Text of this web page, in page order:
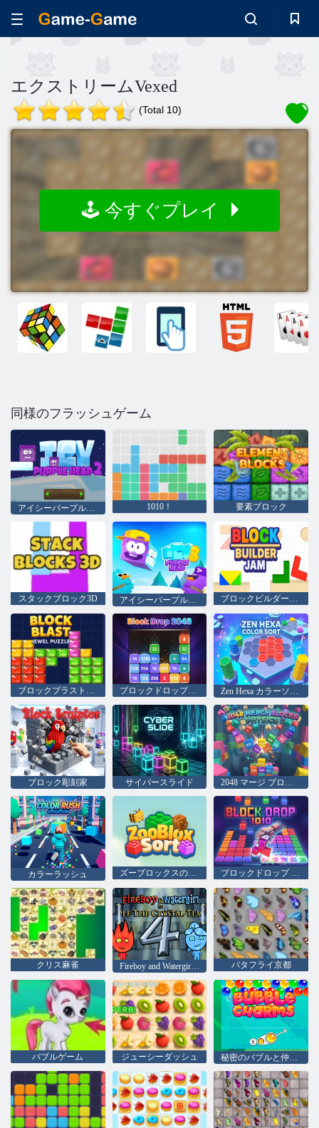
エクストリームVexed
(Total 10)
🕹️ 今すぐプレイ
同様のフラッシュゲーム
アイシーパープルヘッド2 null 1010！ 要素ブロック
スタックブロック3D アイシーパープルヘッド3 ブロックビルダージャム
ブロックブラストジュエルパズル ブロックドロップ2048 Zen Hexa カラーソート
ブロック彫刻家 サイバースライド 2048 マージ ブロック: 物理学
カラーラッシュ ズーブロックスの並べ替え ブロックドロップ 1010
クリス麻雀 Fireboy and Watergirl 4：クリスタル寺院 バタフライ京都
バブルゲーム ジューシーダッシュ 秘密のバブルと仲間たち